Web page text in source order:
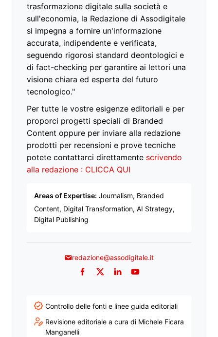
trasformazione digitale sulla società e
sull'economia, la Redazione di Assodigitale
si impegna a fornire un'informazione
accurata, indipendente e verificata,
seguendo rigorosi standard deontologici e
di fact-checking per garantire ai lettori una
visione chiara ed esperta del futuro
tecnologico."
Per tutte le vostre esigenze editoriali e per
proporci progetti speciali di Branded
Content oppure per inviare alla redazione
prodotti per recensioni e prove tecniche
potete contattarci direttamente scrivendo
alla redazione : CLICCA QUI
Areas of Expertise: Journalism, Branded
Content, Digital Transformation, AI Strategy,
Digital Publishing
redazione@assodigitale.it
Facebook
TwitterLinkedInYouTube
Controllo delle fonti e linee guida editoriali
Revisione editoriale a cura di Michele Ficara
Manganelli